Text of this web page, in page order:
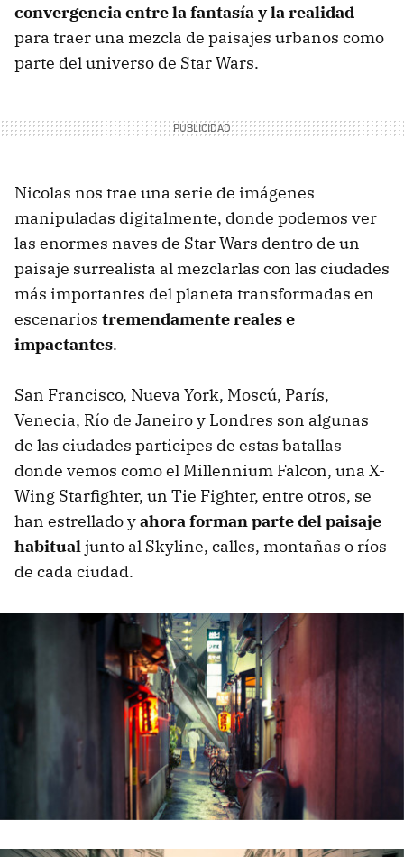
convergencia entre la fantasía y la realidad
para traer una mezcla de paisajes urbanos como
parte del universo de Star Wars.
Nicolas nos trae una serie de imágenes
manipuladas digitalmente, donde podemos ver
las enormes naves de Star Wars dentro de un
paisaje surrealista al mezclarlas con las ciudades
más importantes del planeta transformadas en
escenarios tremendamente reales e
impactantes.
San Francisco, Nueva York, Moscú, París,
Venecia, Río de Janeiro y Londres son algunas
de las ciudades participes de estas batallas
donde vemos como el Millennium Falcon, una X-
Wing Starfighter, un Tie Fighter, entre otros, se
han estrellado yahora forman parte del paisaje
habitualjunto al Skyline, calles, montañas o ríos
de cada ciudad.